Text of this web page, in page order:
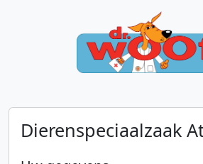
Dierenspeciaalzaak